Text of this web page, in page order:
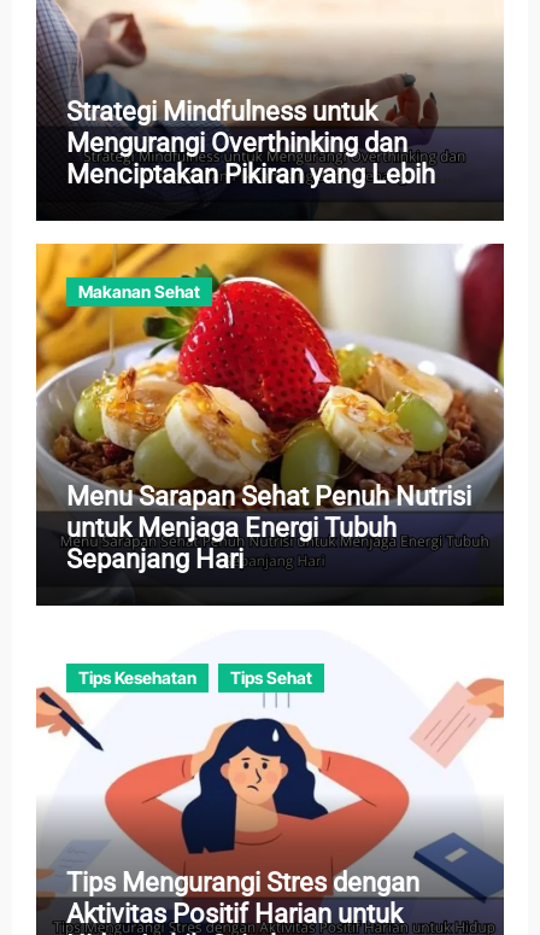
Strategi Mindfulness untuk
Mengurangi Overthinking dan
Menciptakan Pikiran yang Lebih
Makanan Sehat
Menu Sarapan Sehat Penuh Nutrisi
untuk Menjaga Energi Tubuh
Sepanjang Hari
Tips Kesehatan Tips Sehat
Tips Mengurangi Stres dengan
Aktivitas Positif Harian untuk